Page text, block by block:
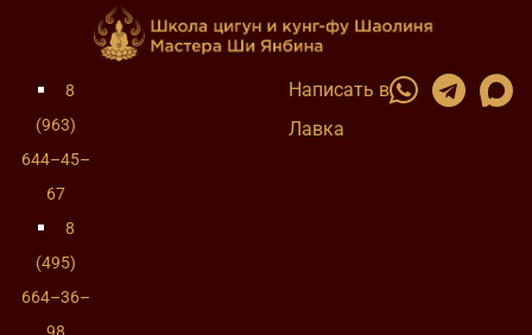
8
(963)
644–45–
67
8
(495)
664–36–
98
Написать в
Лавка